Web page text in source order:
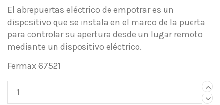
El abrepuertas eléctrico de empotrar es un
dispositivo que se instala en el marco de la puerta
para controlar su apertura desde un lugar remoto
mediante un dispositivo eléctrico.
Fermax 67521